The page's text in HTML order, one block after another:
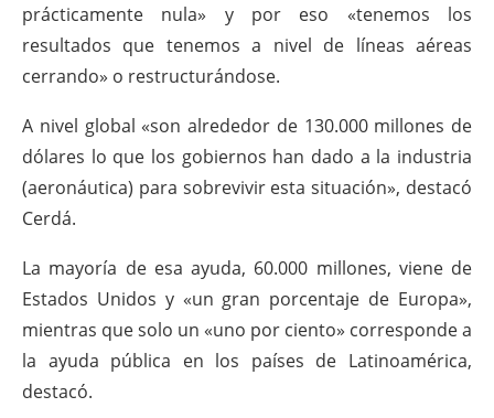
prácticamente nula» y por eso «tenemos los
resultados que tenemos a nivel de líneas aéreas
cerrando» o restructurándose.
A nivel global «son alrededor de 130.000 millones de
dólares lo que los gobiernos han dado a la industria
(aeronáutica) para sobrevivir esta situación», destacó
Cerdá.
La mayoría de esa ayuda, 60.000 millones, viene de
Estados Unidos y «un gran porcentaje de Europa»,
mientras que solo un «uno por ciento» corresponde a
la ayuda pública en los países de Latinoamérica,
destacó.